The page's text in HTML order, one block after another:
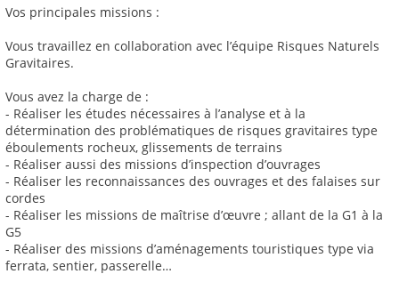
Vos principales missions :
Vous travaillez en collaboration avec l’équipe Risques Naturels
Gravitaires.
Vous avez la charge de :
- Réaliser les études nécessaires à l’analyse et à la
détermination des problématiques de risques gravitaires type
éboulements rocheux, glissements de terrains
- Réaliser aussi des missions d’inspection d’ouvrages
- Réaliser les reconnaissances des ouvrages et des falaises sur
cordes
- Réaliser les missions de maîtrise d’œuvre ; allant de la G1 à la
G5
- Réaliser des missions d’aménagements touristiques type via
ferrata, sentier, passerelle…